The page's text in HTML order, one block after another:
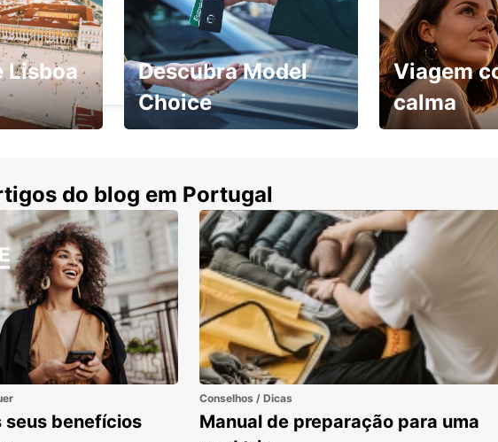
Lisboa
Descubra Model
Choice
Viagem
calma
do blog em Portugal
seus benefícios
Conselhos / Dicas
Manual de preparação para uma